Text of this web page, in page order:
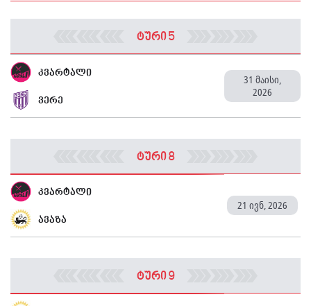
ტური 5
კვარტალი
31 მაისი,
2026
ვერე
ტური 8
კვარტალი
21 ივნ, 2026
ავაზა
ტური 9